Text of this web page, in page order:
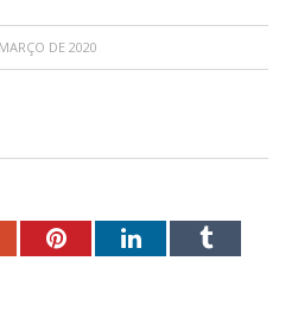
DE 2020
PinterestLinkedInTumblr